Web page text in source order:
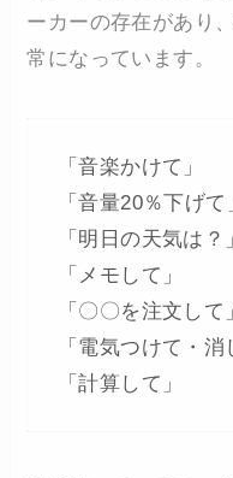
ーカーの存在があり
常になっています。
「音楽かけて」
「音量20％下げて
「明日の天気は？
「メモして」
「〇〇を注文して
「電気つけて・消
「計算して」